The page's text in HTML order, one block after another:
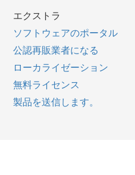
エクストラ
ソフトウェアのポータル
公認再販業者になる
ローカライゼーション
無料ライセンス
製品を送信します。